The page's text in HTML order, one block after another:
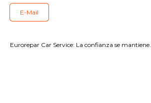
Contáctenos
Todos los talleres
E-Mail
Eurorepar Car Service: La confianza se mantiene.